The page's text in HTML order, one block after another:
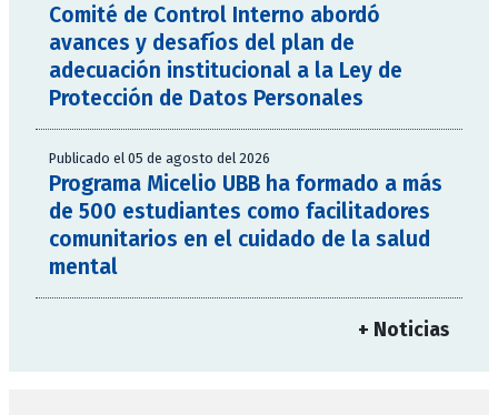
Comité de Control Interno abordó
avances y desafíos del plan de
adecuación institucional a la Ley de
Protección de Datos Personales
Publicado el 05 de agosto del 2026
Programa Micelio UBB ha formado a más
de 500 estudiantes como facilitadores
comunitarios en el cuidado de la salud
mental
+ Noticias